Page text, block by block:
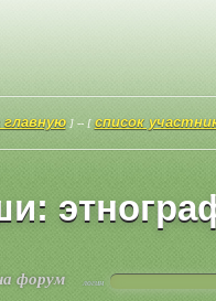
главную] -- [ список
форум логин